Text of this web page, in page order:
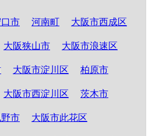
市 河南町 大阪市西成区
大阪狭山市 大阪市浪速区
大阪市淀川区 柏原市
大阪市西淀川区 茨木市
市 大阪市此花区